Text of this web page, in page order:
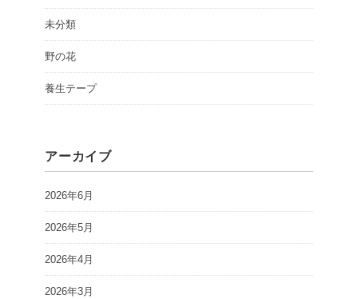
未分類
野の花
養生テープ
アーカイブ
2026年6月
2026年5月
2026年4月
2026年3月